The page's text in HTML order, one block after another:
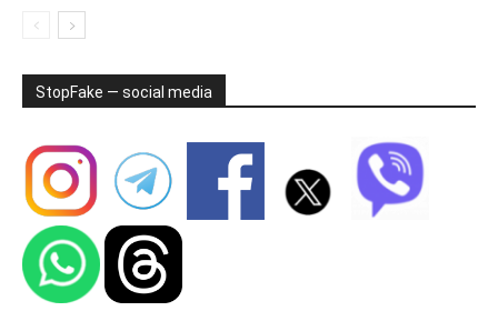
StopFake — social media